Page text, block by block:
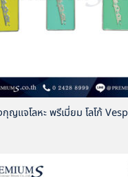
ญแจโลหะ พรีเมี่ยม โลโก้